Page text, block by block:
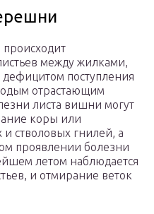
между жилками,
поступления
отрастающим
листа вишни могут
коры или
стволовых гнилей, а
проявлении болезни
летом наблюдается
и отмирание веток